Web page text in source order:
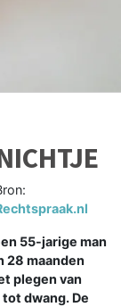
55-jarige man
28 maanden
plegen van
dwang. De